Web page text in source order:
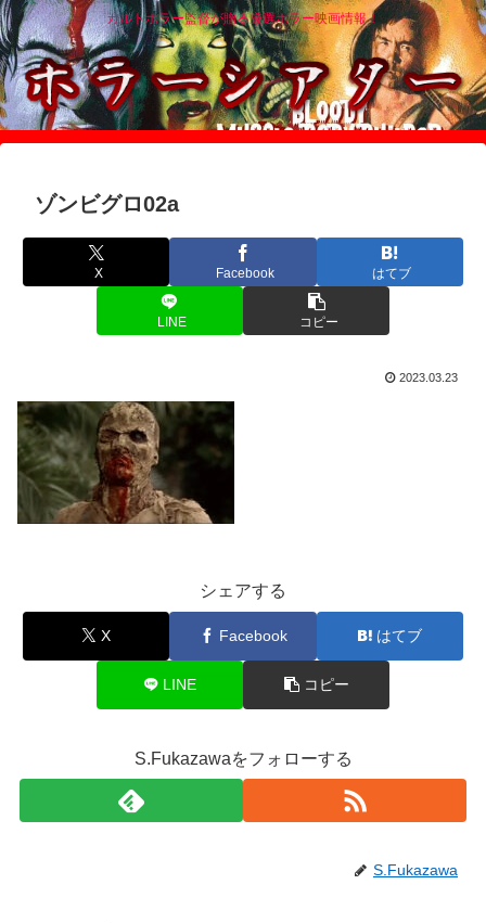
カルトホラー監督が贈る厳選ホラー映画情報！
ゾンビグロ02a
X Facebook はてブ
LINE コピー
2023.03.23
シェアする
X Facebook はてブ
LINE コピー
S.Fukazawaをフォローする
S.Fukazawa